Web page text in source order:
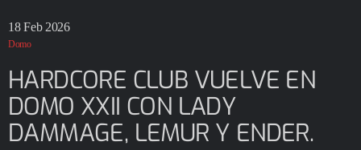
18 Feb 2026
Domo
HARDCORE CLUB VUELVE EN
DOMO XXII CON LADY
DAMMAGE, LEMUR Y ENDER.